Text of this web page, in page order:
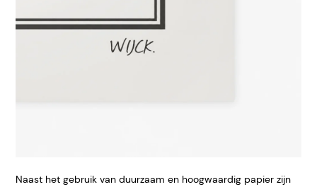
Naast het gebruik van duurzaam en hoogwaardig papier zijn